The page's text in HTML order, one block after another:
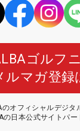
ゴルフ
ルマガ登録
オフィシャルデジタ
の日本公式サイトパー